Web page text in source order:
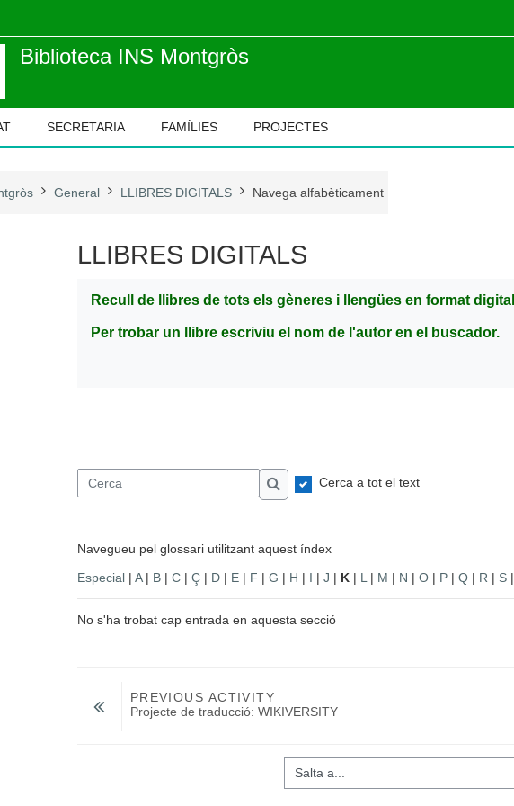
Biblioteca INS Montgròs
SECRETARIA FAMÍLIES PROJECTES
General LLIBRES DIGITALS Navega alfabèticament
LLIBRES DIGITALS
Recull de llibres de tots els gèneres i llengües en format digital
Per trobar un llibre escriviu el nom de l'autor en el buscador.
Cerca
Cerca
Cerca a tot el text
Navegueu pel glossari utilitzant aquest índex
Especial| A| B| C| Ç| D| E| F | G | H | I | J | K| L | M | N | O| P| Q| R | S|
No s'ha trobat cap entrada en aquesta secció
PREVIOUS ACTIVITY
Projecte de traducció: WIKIVERSITY